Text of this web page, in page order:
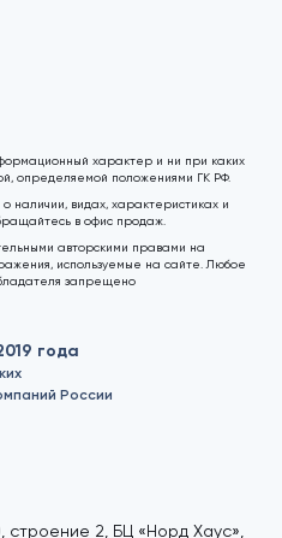
характер и ни при каких
определяемой положениями ГК РФ.
наличии, видах, характеристиках и
в офис продаж.
авторскими правами на
используемые на сайте. Любое
запрещено
года
России
2, БЦ «Норд Хаус»,